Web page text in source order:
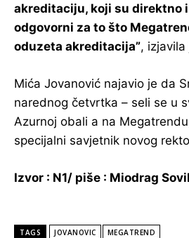
akreditaciju, koji su direktno
odgovorni za to što
oduzeta akreditacija”,
Mića Jovanović najavio je da
narednog četvrtka – seli se u
Azurnoj obali a na
specijalni savjetnik novog
Izvor : N1/ piše : Miodrag
TAGS JOVANOVIC MEGATREND